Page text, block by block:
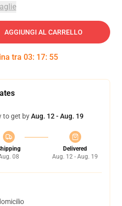
AGGIUNGI AL CARRELLO
tra 03: 17: 54
to get byAug. 12 - Aug. 19
08
Delivered
Aug. 12 - Aug. 19